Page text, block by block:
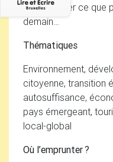
voir émerger ce que
demain…
Thématiques
Environnement,
citoyenne, transition
autosuffisance,
pays émergeant,
local-global
Où l’emprunter?